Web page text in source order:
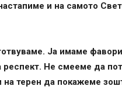
и на самото
Ја имаме
респект. Не смееме да
терен да покажеме